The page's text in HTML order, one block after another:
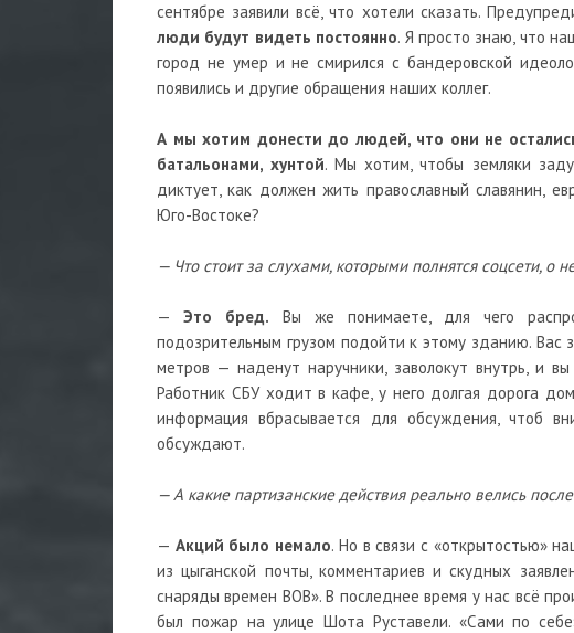
сентябре заявили всё, что хотели сказать.
люди будут видеть постоянно. Я просто знаю, что
город не умер и не смирился с бандеровской
появились и другие обращения наших коллег.
А мы хотим донести до людей, что они не
батальонами, хунтой. Мы хотим, чтобы земляки
диктует, как должен жить православный славянин,
Юго-Востоке?
— Что стоит за слухами, которыми полнятся соцсети, о
— Это бред. Вы же понимаете, для чего
подозрительным грузом подойти к этому зданию. Вас
метров — наденут наручники, заволокут внутрь, и
Работник СБУ ходит в кафе, у него долгая дорога
информация вбрасывается для обсуждения, чтоб
обсуждают.
— А какие партизанские действия реально велись
— Акций было немало. Но в связи с «открытостью»
из цыганской почты, комментариев и скудных
снаряды времен ВОВ». В последнее время у нас всё
был пожар на улице Шота Руставели. «Сами по